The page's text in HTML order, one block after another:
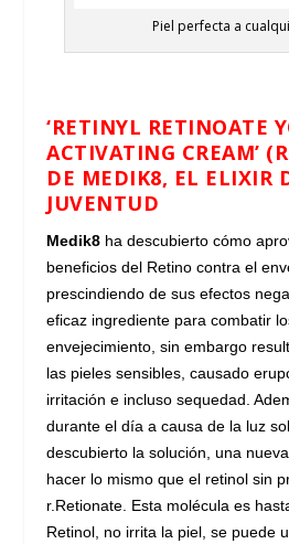
Piel perfecta a
‘RETINYL RETINOATE
ACTIVATING CREAM’
DE MEDIK8, EL ELIXIR
JUVENTUD
Medik8 ha descubierto cómo
beneficios del Retino contra el
prescindiendo de sus efectos
eficaz ingrediente para combatir
envejecimiento, sin embargo
las pieles sensibles, causado
irritación e incluso sequedad.
durante el día a causa de la luz
descubierto la solución, una
hacer lo mismo que el retinol sin
r.Retionate. Esta molécula es
Retinol, no irrita la piel, se puede